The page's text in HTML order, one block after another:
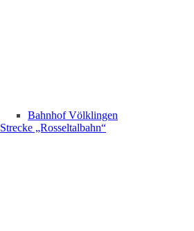
Bahnhof Völklingen
Strecke „Rosseltalbahn“